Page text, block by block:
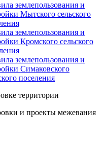
землепользования и
Мытского сельского
землепользования и
Кромского сельского
землепользования и
Симаковского
поселения
территории
и проекты межевания